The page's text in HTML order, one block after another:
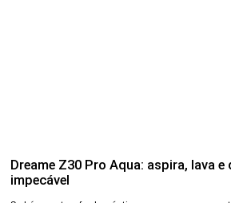
Dreame Z30 Pro Aqua: aspira, lava e
impecável